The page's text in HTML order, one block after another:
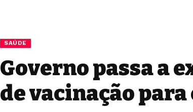
SAÚDE
Governo passa a
de vacinação